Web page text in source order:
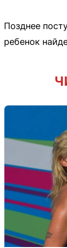
Позднее
ребенок